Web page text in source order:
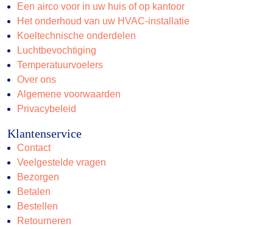
Een airco voor in uw huis of op kantoor
Het onderhoud van uw HVAC-installatie
Koeltechnische onderdelen
Luchtbevochtiging
Temperatuurvoelers
Over ons
Algemene voorwaarden
Privacybeleid
Klantenservice
Contact
Veelgestelde vragen
Bezorgen
Betalen
Bestellen
Retourneren